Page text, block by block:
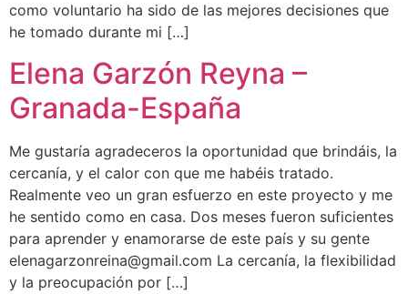
como voluntario ha sido de las mejores decisiones que
he tomado durante mi […]
Elena Garzón Reyna –
Granada-España
Me gustaría agradeceros la oportunidad que brindáis, la
cercanía, y el calor con que me habéis tratado.
Realmente veo un gran esfuerzo en este proyecto y me
he sentido como en casa. Dos meses fueron suficientes
para aprender y enamorarse de este país y su gente
elenagarzonreina@gmail.com La cercanía, la flexibilidad
y la preocupación por […]